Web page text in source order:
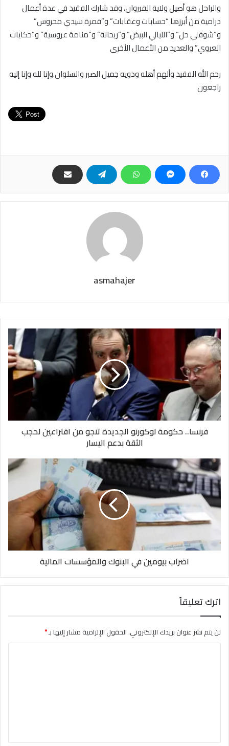
والراحل هو أصيل ولاية القيروان، وقد شارك الفقيد في عدة أعمال
درامية من أبرزها “حسابات وعقابات” و”قمرة سيدي محروس”
و”شوفلي حل” و”الليالي البيض” و”ريحانة” و”منامة عروسية” و”حكايات
العروي” والعديد من الأعمال الأخرى
رحم الله الفقيد وألهم أهله وذويه جميل الصبر والسلوان.وإنا لله وإنا إليه
راجعون
asmahajer
فرنسا.. حكومة لوكورنو الجديدة تنجو من اقتراعين لحجب
الثقة بدعم اليسار
اضراب بيومين في البنوك والمؤسسات المالية
اترك تعليقاً
لن يتم نشر عنوان بريدك الإلكتروني.الحقول الإلزامية مشار إليها بـ*
ق